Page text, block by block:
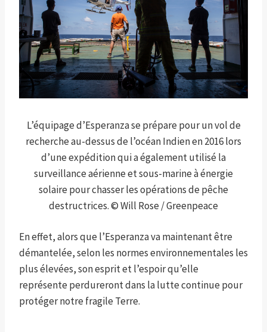
L’équipage d’Esperanza se prépare pour un vol de
recherche au-dessus de l’océan Indien en 2016 lors
d’une expédition qui a également utilisé la
surveillance aérienne et sous-marine à énergie
solaire pour chasser les opérations de pêche
destructrices. © Will Rose / Greenpeace
En effet, alors que l’Esperanza va maintenant être
démantelée, selon les normes environnementales les
plus élevées, son esprit et l’espoir qu’elle
représente perdureront dans la lutte continue pour
protéger notre fragile Terre.